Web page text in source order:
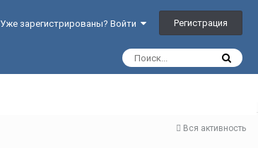
Уже зарегистрированы? Войти Регистрация
Вся активность